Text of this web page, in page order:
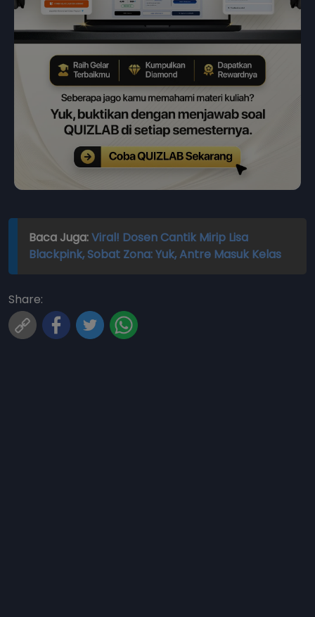
Baca Juga:Viral! Dosen Cantik Mirip Lisa
Blackpink, Sobat Zona: Yuk, Antre Masuk Kelas
Share: